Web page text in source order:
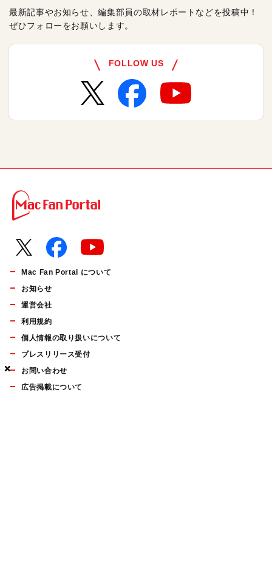
×
×
×
最新記事やお知らせ、編集部員の取材レポートなどを投稿中！
ぜひフォローをお願いします。
FOLLOW US
Mac Fan Portal について
お知らせ
運営会社
利用規約
個人情報の取り扱いについて
プレスリリース受付
お問い合わせ
広告掲載について